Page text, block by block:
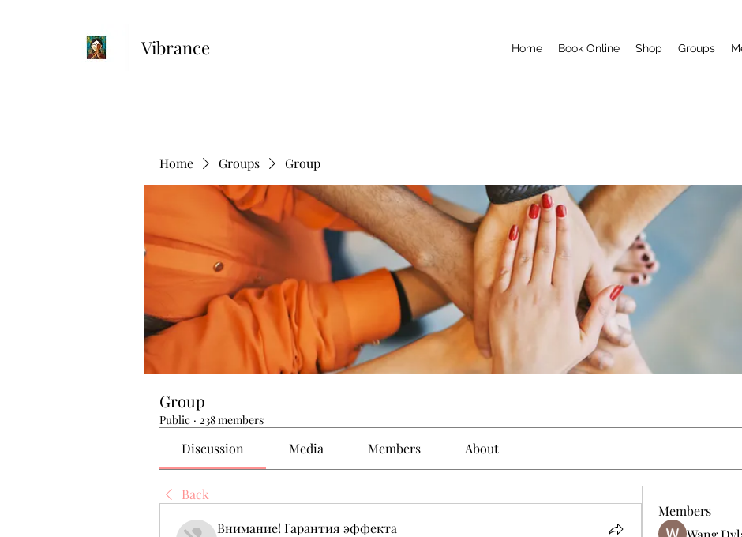
Vibrance Home Book Online Shop Groups
Home Groups Group
Group
Public · 238 members
Discussion Media Members About
Back
Внимание! Гарантия эффекта
Members